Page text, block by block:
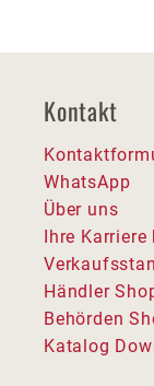
Kontakt
WhatsApp
Über uns
Ihre Karriere
Händler
Behörden
Katalog